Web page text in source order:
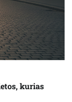
kurias